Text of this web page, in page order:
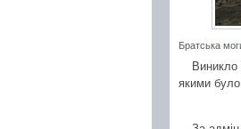
Братська
Виникло
якими